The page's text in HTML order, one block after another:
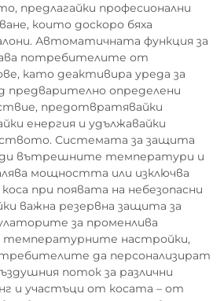
предлагайки професионални
които доскоро бяха
Автоматичната функция за
потребителите от
като деактивира уреда за
предварително определени
предотвратявайки
енергия и удължавайки
Системата за защита
вътрешните температури и
мощността или изключва
при появата на небезопасни
важна резервна защита за
за променлива
температурните настройки,
да персонализират
поток за различни
и участъци от косата – от